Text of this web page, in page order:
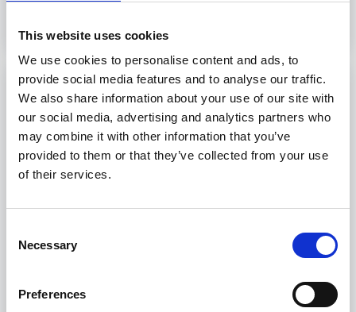
This website uses cookies
We use cookies to personalise content and ads, to
provide social media features and to analyse our traffic.
We also share information about your use of our site with
our social media, advertising and analytics partners who
may combine it with other information that you’ve
provided to them or that they’ve collected from your use
of their services.
Selection
Necessary
Preferences
Istruzione ed Addestramento Personale
che presta servizio sulle unità adibite
al trasporto passeggeri in ambito
locale (art. 7 D.M 15 Febbraio 2016)
garantire sicurezza e benessere dei passeggeri.
Livorno, Genova, Trieste, Palermo